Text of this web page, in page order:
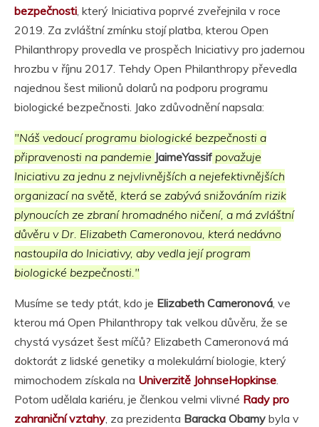
bezpečnosti, který Iniciativa poprvé zveřejnila v roce
2019. Za zvláštní zmínku stojí platba, kterou Open
Philanthropy provedla ve prospěch Iniciativy pro jadernou
hrozbu v říjnu 2017. Tehdy Open Philanthropy převedla
najednou šest milionů dolarů na podporu programu
biologické bezpečnosti. Jako zdůvodnění napsala:
"Náš vedoucí programu biologické bezpečnosti a
připravenosti na pandemie JaimeYassif považuje
Iniciativu za jednu z nejvlivnějších a nejefektivnějších
organizací na světě, která se zabývá snižováním rizik
plynoucích ze zbraní hromadného ničení, a má zvláštní
důvěru v Dr. Elizabeth Cameronovou, která nedávno
nastoupila do Iniciativy, aby vedla její program
biologické bezpečnosti."
Musíme se tedy ptát, kdo je Elizabeth Cameronová, ve
kterou má Open Philanthropy tak velkou důvěru, že se
chystá vysázet šest míčů? Elizabeth Cameronová má
doktorát z lidské genetiky a molekulární biologie, který
mimochodem získala na Univerzitě JohnseHopkinse.
Potom udělala kariéru, je členkou velmi vlivné Rady pro
zahraniční vztahy, za prezidenta Baracka Obamy byla v